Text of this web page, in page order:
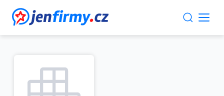
JenFirmy.cz